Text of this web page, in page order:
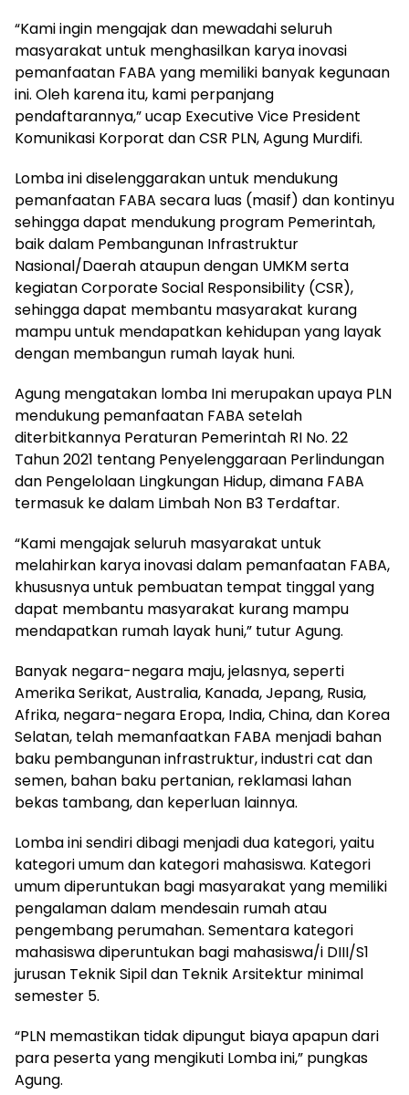
“Kami ingin mengajak dan mewadahi seluruh
masyarakat untuk menghasilkan karya inovasi
pemanfaatan FABA yang memiliki banyak kegunaan
ini. Oleh karena itu, kami perpanjang
pendaftarannya,” ucap Executive Vice President
Komunikasi Korporat dan CSR PLN, Agung Murdifi.
Lomba ini diselenggarakan untuk mendukung
pemanfaatan FABA secara luas (masif) dan kontinyu
sehingga dapat mendukung program Pemerintah,
baik dalam Pembangunan Infrastruktur
Nasional/Daerah ataupun dengan UMKM serta
kegiatan Corporate Social Responsibility (CSR),
sehingga dapat membantu masyarakat kurang
mampu untuk mendapatkan kehidupan yang layak
dengan membangun rumah layak huni.
Agung mengatakan lomba Ini merupakan upaya PLN
mendukung pemanfaatan FABA setelah
diterbitkannya Peraturan Pemerintah RI No. 22
Tahun 2021 tentang Penyelenggaraan Perlindungan
dan Pengelolaan Lingkungan Hidup, dimana FABA
termasuk ke dalam Limbah Non B3 Terdaftar.
“Kami mengajak seluruh masyarakat untuk
melahirkan karya inovasi dalam pemanfaatan FABA,
khususnya untuk pembuatan tempat tinggal yang
dapat membantu masyarakat kurang mampu
mendapatkan rumah layak huni,” tutur Agung.
Banyak negara-negara maju, jelasnya, seperti
Amerika Serikat, Australia, Kanada, Jepang, Rusia,
Afrika, negara-negara Eropa, India, China, dan Korea
Selatan, telah memanfaatkan FABA menjadi bahan
baku pembangunan infrastruktur, industri cat dan
semen, bahan baku pertanian, reklamasi lahan
bekas tambang, dan keperluan lainnya.
Lomba ini sendiri dibagi menjadi dua kategori, yaitu
kategori umum dan kategori mahasiswa. Kategori
umum diperuntukan bagi masyarakat yang memiliki
pengalaman dalam mendesain rumah atau
pengembang perumahan. Sementara kategori
mahasiswa diperuntukan bagi mahasiswa/i DIII/S1
jurusan Teknik Sipil dan Teknik Arsitektur minimal
semester 5.
“PLN memastikan tidak dipungut biaya apapun dari
para peserta yang mengikuti Lomba ini,” pungkas
Agung.